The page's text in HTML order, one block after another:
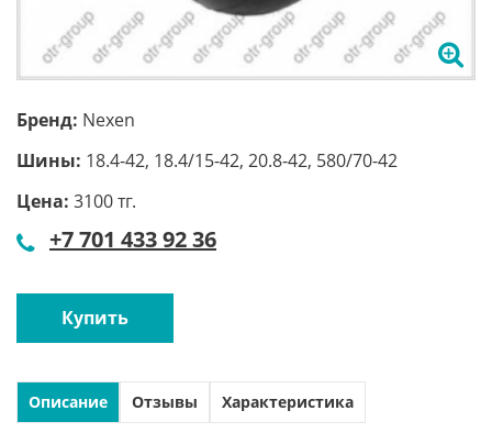
Бренд: Nexen
Шины: 18.4-42, 18.4/15-42, 20.8-42, 580/70-42
Цена: 3100 тг.
+7 701 433 92 36
Купить
Описание Отзывы Характеристика